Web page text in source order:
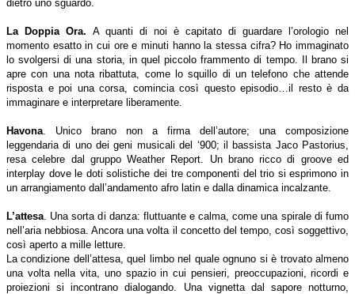
dietro uno sguardo.
La Doppia Ora. A quanti di noi è capitato di guardare l’orologio nel
momento esatto in cui ore e minuti hanno la stessa cifra? Ho immaginato
lo svolgersi di una storia, in quel piccolo frammento di tempo. Il brano si
apre con una nota ribattuta, come lo squillo di un telefono che attende
risposta e poi una corsa, comincia così questo episodio…il resto è da
immaginare e interpretare liberamente.
Havona . Unico brano non a firma dell’autore; una composizione
leggendaria di uno dei geni musicali del ‘900; il bassista Jaco Pastorius,
resa celebre dal gruppo Weather Report. Un brano ricco di groove ed
interplay dove le doti solistiche dei tre componenti del trio si esprimono in
un arrangiamento dall’andamento afro latin e dalla dinamica incalzante.
L’attesa . Una sorta di danza: fluttuante e calma, come una spirale di fumo
nell’aria nebbiosa. Ancora una volta il concetto del tempo, così soggettivo,
così aperto a mille letture.
La condizione dell’attesa, quel limbo nel quale ognuno si è trovato almeno
una volta nella vita, uno spazio in cui pensieri, preoccupazioni, ricordi e
proiezioni si incontrano dialogando. Una vignetta dal sapore notturno,